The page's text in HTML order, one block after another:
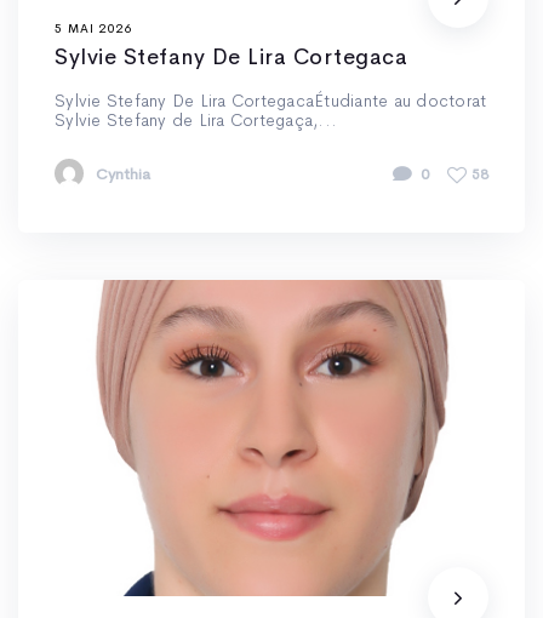
5 MAI 2026
Sylvie Stefany De Lira Cortegaca
Sylvie Stefany De Lira CortegacaÉtudiante au doctorat
Sylvie Stefany de Lira Cortegaça,...
Cynthia 0 58